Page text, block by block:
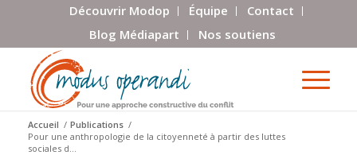
Découvrir Modop Équipe
Contact
Blog Médiapart
Nos soutiens
Accueil / Publications /
Pour une anthropologie de la citoyenneté à partir des luttes
sociales d...